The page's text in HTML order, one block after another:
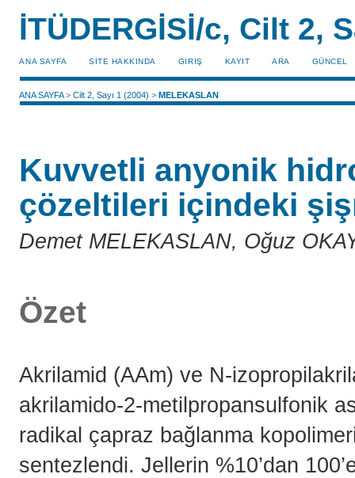
İTÜDERGİSİ/c, Cilt 2,
ANA SAYFA SİTE HAKKINDA GIRIŞ KAYIT ARA GÜNCEL
ANA SAYFA>Cilt 2, Sayı 1 (2004) >MELEKASLAN
Kuvvetli anyonik
çözeltileri içindeki
Demet MELEKASLAN, Oğuz
Özet
Akrilamid (AAm) ve N-
akrilamido-2-metilpropansulfonik
radikal çapraz bağlanma
sentezlendi. Jellerin %10’dan